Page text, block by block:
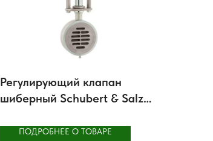
Регулирующий клапан
шиберный Schubert & Salzer
ПОДРОБНЕЕ О ТОВАРЕ